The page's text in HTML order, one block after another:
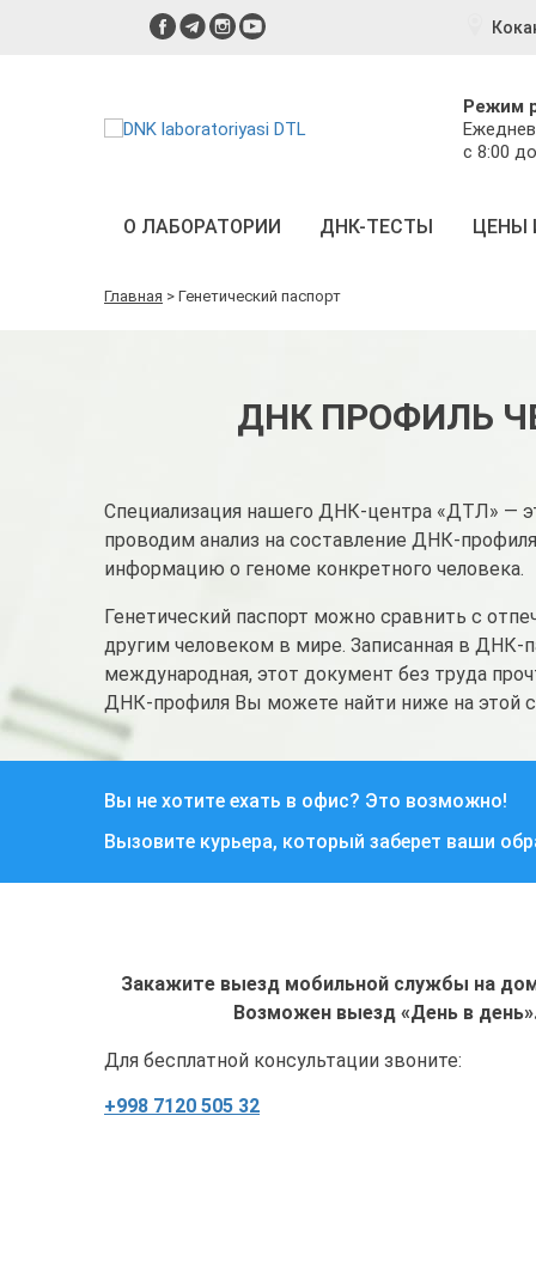
Режим
с 8:00
О ЛАБОРАТОРИИ ДНК-ТЕСТЫ ЦЕНЫ
Главная > Генетический паспорт
ДНК ПРОФИЛЬ
Специализация нашего ДНК-центра «ДТЛ» —
проводим анализ на составление ДНК-
информацию о геноме конкретного человека.
Генетический паспорт можно сравнить с
другим человеком в мире. Записанная в ДНК-
международная, этот документ без труда
ДНК-профиля Вы можете найти ниже на этой
Вы не хотите ехать в офис? Это возможно!
Вызовите курьера, который заберет ваши
Закажите выезд мобильной службы на
Возможен выезд «День в
Для бесплатной консультации звоните:
+998 7120 505 32